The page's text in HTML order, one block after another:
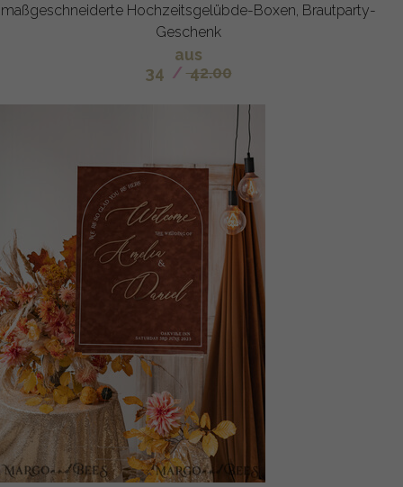
maßgeschneiderte Hochzeitsgelübde-Boxen, Brautparty-
Geschenk
aus
34 / 42.00